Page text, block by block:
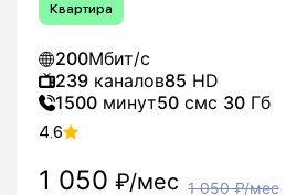
Квартира
200Мбит/с
239 каналов85 HD
1500 минут50 смс 30 Гб
4.6
1 050 ₽/мес 1 050₽/мес